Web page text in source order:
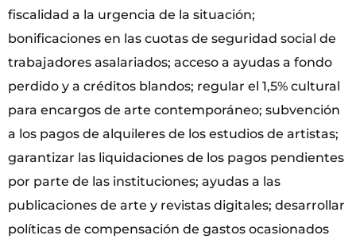
fiscalidad a la urgencia de la situación;
bonificaciones en las cuotas de seguridad social de
trabajadores asalariados; acceso a ayudas a fondo
perdido y a créditos blandos; regular el 1,5% cultural
para encargos de arte contemporáneo; subvención
a los pagos de alquileres de los estudios de artistas;
garantizar las liquidaciones de los pagos pendientes
por parte de las instituciones; ayudas a las
publicaciones de arte y revistas digitales; desarrollar
políticas de compensación de gastos ocasionados